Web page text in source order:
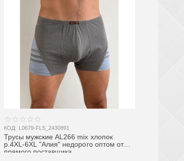
КОД: L0679-FLS_2430891
Трусы мужские AL266 mix хлопок
р.4XL-6XL "Алия" недорого оптом от
прямого поставщика